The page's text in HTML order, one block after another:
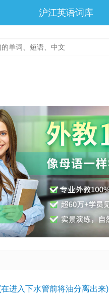
沪江英语词库
进入下水管前将油分离出来)